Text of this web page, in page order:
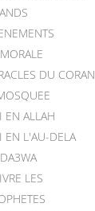
DU CORAN
EN ALLAH
EN L'AU-DELA
LES